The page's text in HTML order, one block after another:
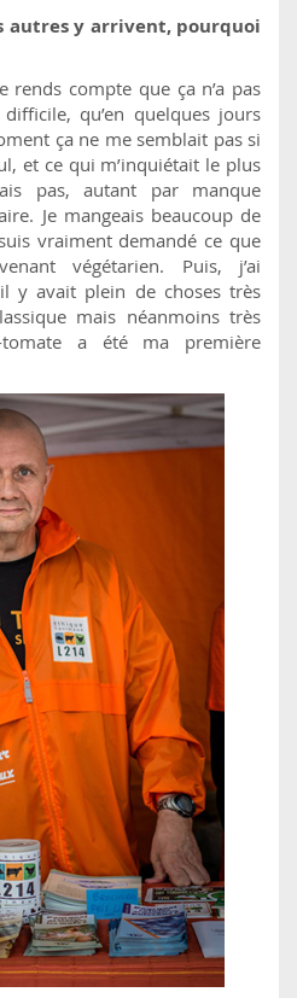
autres y arrivent, pourquoi
rends compte que ça n’a pas
qu’en quelques jours
ça ne me semblait pas si
et ce qui m’inquiétait le plus
pas, autant par manque
Je mangeais beaucoup de
vraiment demandé ce que
végétarien. Puis, j’ai
y avait plein de choses très
mais néanmoins très
tomate a été ma première